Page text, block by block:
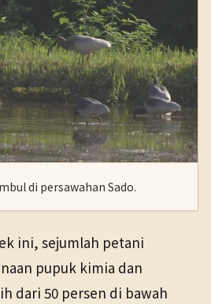
di persawahan Sado.
ini, sejumlah petani
pupuk kimia dan
dari 50 persen di bawah